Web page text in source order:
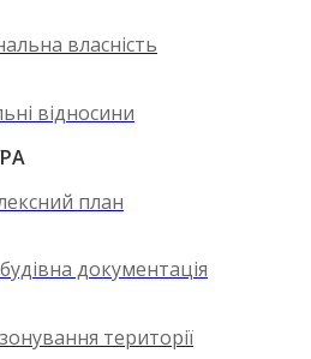
власність
відносини
план
документація
території